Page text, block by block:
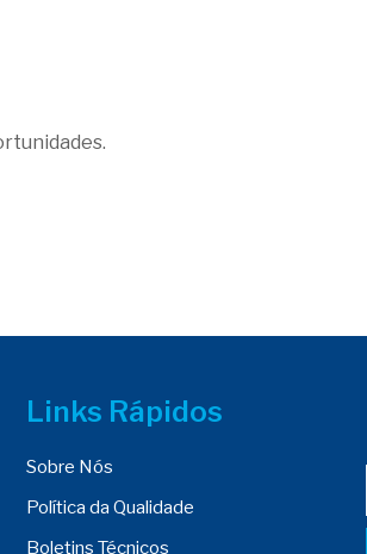
Links Rápidos
Sobre Nós
Política da Qualidade
Boletins Técnicos